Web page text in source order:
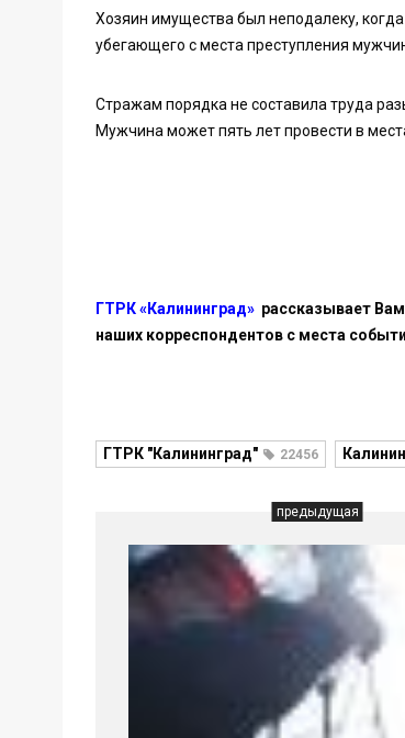
Хозяин имущества был неподалеку,
убегающего с места преступления
Стражам порядка не составила труда
Мужчина может пять лет провести в
ГТРК «Калининград» рассказывает Вам
наших корреспондентов с места
ГТРК "Калининград" 22456
предыдущая